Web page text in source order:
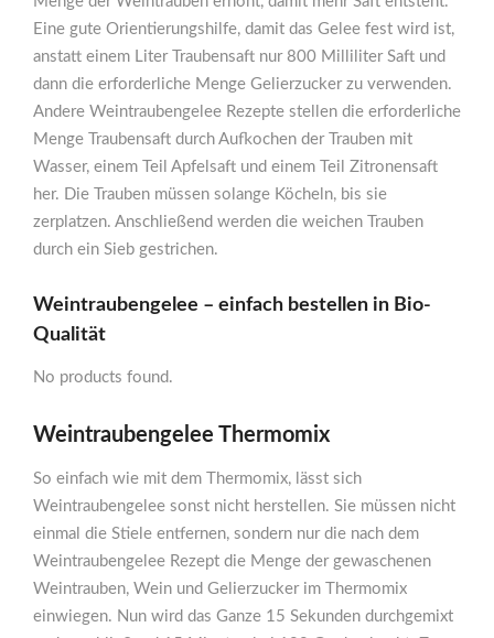
Eine gute Orientierungshilfe, damit das Gelee fest wird ist,
anstatt einem Liter Traubensaft nur 800 Milliliter Saft und
dann die erforderliche Menge Gelierzucker zu verwenden.
Andere Weintraubengelee Rezepte stellen die erforderliche
Menge Traubensaft durch Aufkochen der Trauben mit
Wasser, einem Teil Apfelsaft und einem Teil Zitronensaft
her. Die Trauben müssen solange Köcheln, bis sie
zerplatzen. Anschließend werden die weichen Trauben
durch ein Sieb gestrichen.
Weintraubengelee – einfach bestellen in Bio-
Qualität
No products found.
Weintraubengelee Thermomix
So einfach wie mit dem Thermomix, lässt sich
Weintraubengelee sonst nicht herstellen. Sie müssen nicht
einmal die Stiele entfernen, sondern nur die nach dem
Weintraubengelee Rezept die Menge der gewaschenen
Weintrauben, Wein und Gelierzucker im Thermomix
einwiegen. Nun wird das Ganze 15 Sekunden durchgemixt